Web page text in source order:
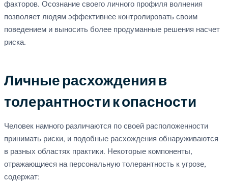
факторов. Осознание своего личного профиля волнения
позволяет людям эффективнее контролировать своим
поведением и выносить более продуманные решения насчет
риска.
Личные расхождения в
толерантности к опасности
Человек намного различаются по своей расположенности
принимать риски, и подобные расхождения обнаруживаются
в разных областях практики. Некоторые компоненты,
отражающиеся на персональную толерантность к угрозе,
содержат: